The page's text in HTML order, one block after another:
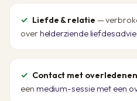
Liefde & relatie —
overhelderziende
Contact met overledenen
een medium-sessie met een